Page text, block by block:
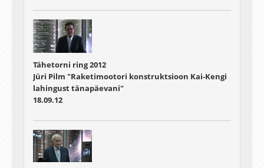
Tähetorni ring 2012
Jüri Pilm "Raketimootori konstruktsioon Kai-Kengi
lahingust tänapäevani"
18.09.12